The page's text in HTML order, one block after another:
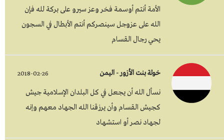
الأمة أنتم أوسمة فخر وعز سيرو على بركة لله فإن
الله على عزوجل سينصركم أنتم الأبطال في السجون
يحي رجال القسام
خولة بنت الأزور - اليمن 2018-02-26
نسأل الله أن يجعل في كل البلدان الإسلامية جيش
كجيش القسام وأن يرزقنا الله الجهاد معهم وإنه
لجهاد نصر أو استشهاد